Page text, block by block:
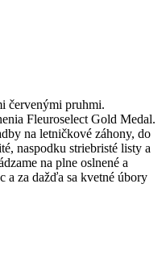
červenými pruhmi.
Fleuroselect Gold Medal.
na letničkové záhony, do
naspodku striebristé listy a
na plne oslnené a
a za dažďa sa kvetné úbory